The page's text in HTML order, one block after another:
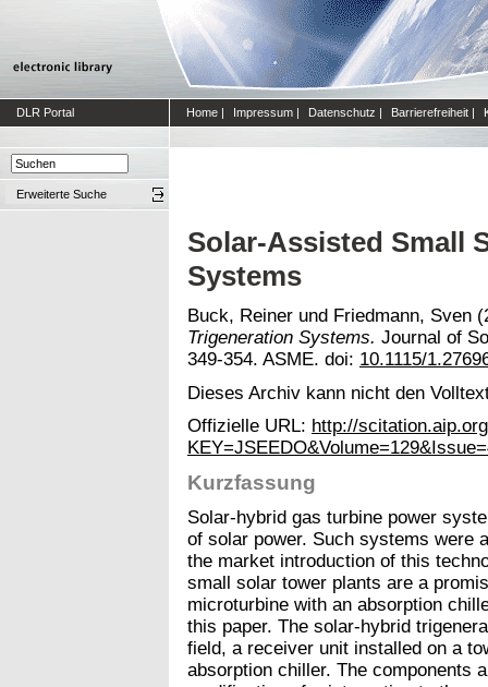
DLR Portal Home | Impressum | Datenschutz | Barrierefreiheit |
Erweiterte Suche
Solar-Assisted Small
Systems
Buck, Reiner und Friedmann, Sven
Trigeneration Systems. Journal of
349-354. ASME. doi: 10.1115/
Dieses Archiv kann nicht den
Offizielle URL: http://
Kurzfassung
Solar-hybrid gas turbine power
of solar power. Such systems were
the market introduction of this
small solar tower plants are a
microturbine with an absorption
this paper. The solar-hybrid
field, a receiver unit installed on a
absorption chiller. The components